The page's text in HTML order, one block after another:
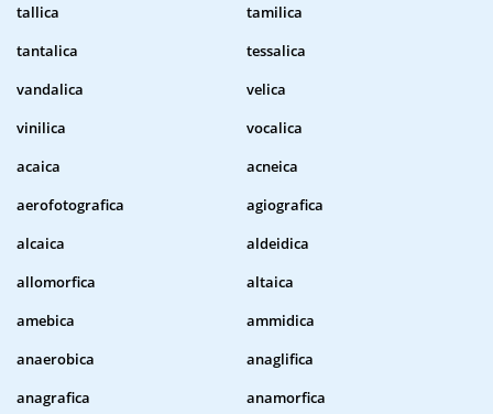
tallica
tamilica
tantalica
tessalica
vandalica
velica
vinilica
vocalica
acaica
acneica
aerofotografica
agiografica
alcaica
aldeidica
allomorfica
altaica
amebica
ammidica
anaerobica
anaglifica
anagrafica
anamorfica